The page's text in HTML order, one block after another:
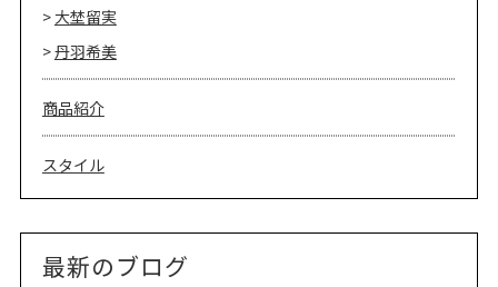
大埜留実
丹羽希美
商品紹介
スタイル
最新のブログ